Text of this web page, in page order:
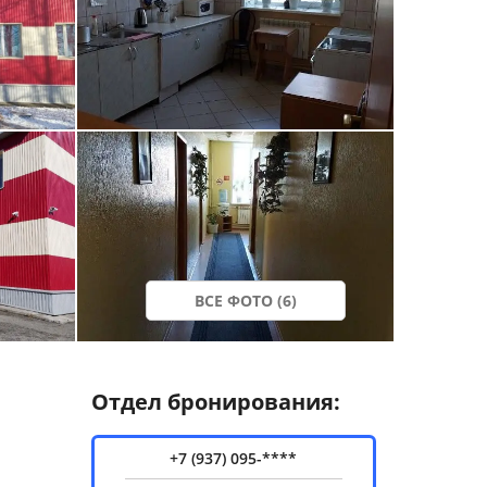
ВСЕ ФОТО (6)
Отдел бронирования:
+7 (937) 095-****